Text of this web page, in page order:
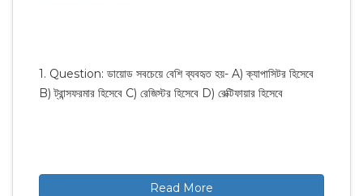
1. Question: ডায়োড সবচেয়ে বেশি ব্যবহৃত হয়- A) ক্যাপাসিটর হিসেবে
B) ট্রান্সফরমার হিসেবে C) রেজিস্টর হিসেবে D) রেক্টিফায়ার হিসেবে
Read More